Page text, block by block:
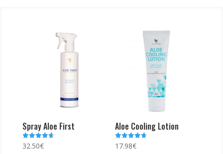
Spray Aloe First
Note
4.64
32.50€
Aloe Cooling Lotion
Note
4.72
17.98€